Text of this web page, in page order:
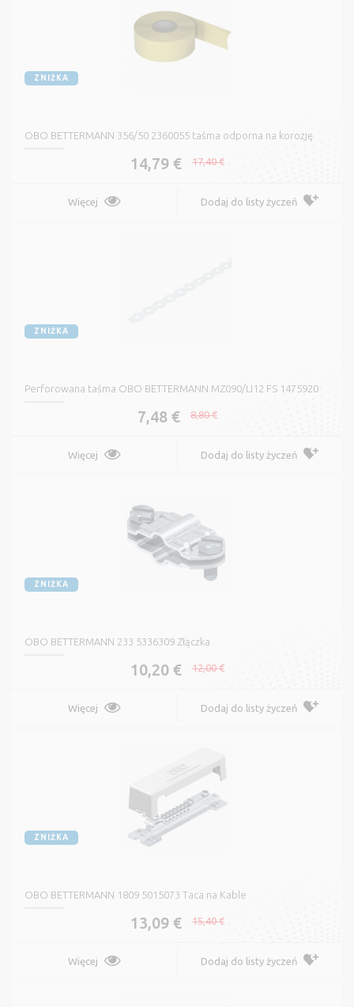
ZNIŻKA
OBO BETTERMANN 356/50 2360055 taśma odporna na korozję
14,79 € 17,40 €
Więcej Dodaj do listy życzeń
ZNIŻKA
Perforowana taśma OBO BETTERMANN MZ090/LI12 FS 1475920
7,48 € 8,80 €
Więcej Dodaj do listy życzeń
ZNIŻKA
OBO BETTERMANN 233 5336309 Złączka
10,20 € 12,00 €
Więcej Dodaj do listy życzeń
ZNIŻKA
OBO BETTERMANN 1809 5015073 Taca na Kable
13,09 € 15,40 €
Więcej Dodaj do listy życzeń